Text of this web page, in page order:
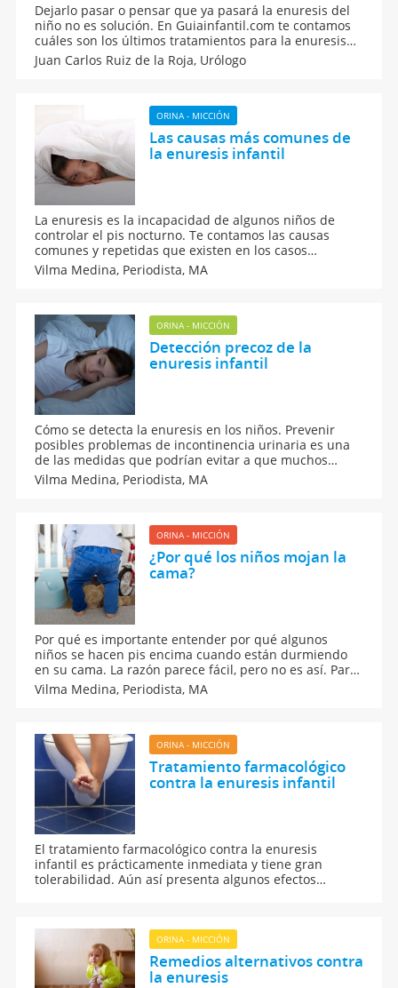
Dejarlo pasar o pensar que ya pasará la enuresis del
niño no es solución. En Guiainfantil.com te contamos
cuáles son los últimos tratamientos para la enuresis
infantil. Según sea la causa de la enuresis en el niño
hay un tratamiento u otro, desde farmacológico a
Juan Carlos Ruiz de la Roja, Urólogo
ORINA - MICCIÓN
Las causas más comunes de
la enuresis infantil
La enuresis es la incapacidad de algunos niños de
controlar el pis nocturno. Te contamos las causas
comunes y repetidas que existen en los casos
diagnosticados de enuresis infantil nocturna. ¿Qué es
lo que coincide entre los distintos casos de enuresis?
Las causas más comunes de la enuresis infantil.
Vilma Medina, Periodista, MA
ORINA - MICCIÓN
Detección precoz de la
enuresis infantil
Cómo se detecta la enuresis en los niños. Prevenir
posibles problemas de incontinencia urinaria es una
de las medidas que podrían evitar a que muchos
lleguen a una enuresis. Detencción precoz de la
enuresis infantil
Vilma Medina, Periodista, MA
ORINA - MICCIÓN
¿Por qué los niños mojan la
cama?
Por qué es importante entender por qué algunos
niños se hacen pis encima cuando están durmiendo
en su cama. La razón parece fácil, pero no es así. Para
los padres que tienen que levantarse todas las noches
para cambiar las sábanas de la cama de su hijo, no es
Vilma Medina, Periodista, MA
ORINA - MICCIÓN
Tratamiento farmacológico
contra la enuresis infantil
El tratamiento farmacológico contra la enuresis
infantil es prácticamente inmediata y tiene gran
tolerabilidad. Aún así presenta algunos efectos
ORINA - MICCIÓN
Remedios alternativos contra
la enuresis